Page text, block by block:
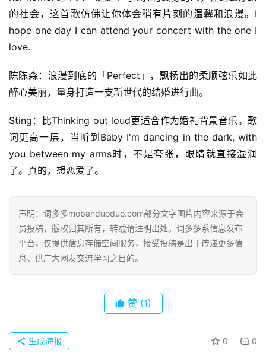
首
的社会，这首歌仿佛让你体会稍有片刻的温馨和浪漫。I
hope one day I can attend your concert with the one I
love.
陈陈森：浪漫到底的「Perfect」，飘扬出的柔顺弦乐如此
醉心美丽，量身打造一支新世代的结婚进行曲。
Sting：比Thinking out loud更适合作为婚礼背景音乐。歌
词更高一层，当听到Baby I'm dancing in the dark, with
you between my arms时，不是夸张，眼睛就直接湿润
了。真的，想恋爱了。
声明：词多多mobanduoduo.com部分文字图片内容来源于会
员投稿，版权归其所有，转载请注明出处。词多多系信息发布
平台，仅提供信息存储空间服务，接受投稿是出于传递更多信
息、供广大网友交流学习之目的。
赞 (1)
0 0
生成海报